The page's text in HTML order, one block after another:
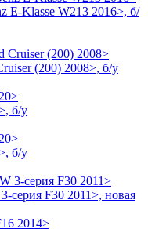
E-Klasse W213 2016>, б/
(200) 2008>, б/у
б/у
б/у
серия F30 2011>, новая